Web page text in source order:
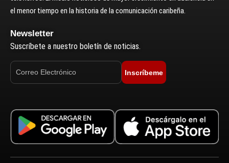
el menor tiempo en la historia de la comunicación caribeña.
Newsletter
Suscríbete a nuestro boletín de noticias.
Inscríbeme